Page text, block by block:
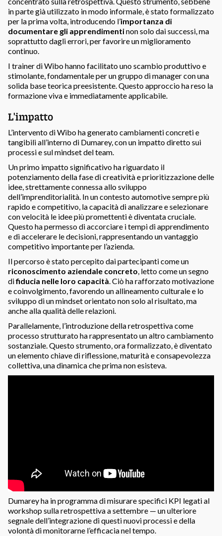
in parte già utilizzato in modo informale, è stato formalizzato
per la prima volta, introducendo l’importanza di
documentare gli apprendimentinon solo dai successi, ma
soprattutto dagli errori, per favorire un miglioramento
continuo.
I trainer di Wibo hanno facilitato uno scambio produttivo e
stimolante, fondamentale per un gruppo di manager con una
solida base teorica preesistente. Questo approccio ha reso la
formazione viva e immediatamente applicabile.
L'impatto
L’intervento di Wibo ha generato cambiamenti concreti e
tangibili all’interno di Dumarey, con un impatto diretto sui
processi e sul mindset del team.
Un primo impatto significativo ha riguardato il
potenziamento della fase di creatività e prioritizzazione delle
idee, strettamente connessa allo sviluppo
dell’imprenditorialità. In un contesto automotive sempre più
rapido e competitivo, la capacità di analizzare e selezionare
con velocità le idee più promettenti è diventata cruciale.
Questo ha permesso di accorciare i tempi di apprendimento
e di accelerare le decisioni, rappresentando un vantaggio
competitivo importante per l’azienda.
Il percorso è stato percepito dai partecipanti come un
riconoscimento aziendale concreto , letto come un segno
difiducia nelle loro capacità . Ciò ha rafforzato motivazione
e coinvolgimento, favorendo un allineamento culturale e lo
sviluppo di un mindset orientato non solo al risultato, ma
anche alla qualità delle relazioni.
Parallelamente, l’introduzione della retrospettiva come
processo strutturato ha rappresentato un altro cambiamento
sostanziale. Questo strumento, ora formalizzato, è diventato
un elemento chiave di riflessione, maturità e consapevolezza
collettiva, una dinamica che prima non esisteva.
Dumarey ha in programma di misurare specifici KPI legati al
workshop sulla retrospettiva a settembre — un ulteriore
segnale dell’integrazione di questi nuovi processi e della
volontà di monitorarne l’efficacia nel tempo.